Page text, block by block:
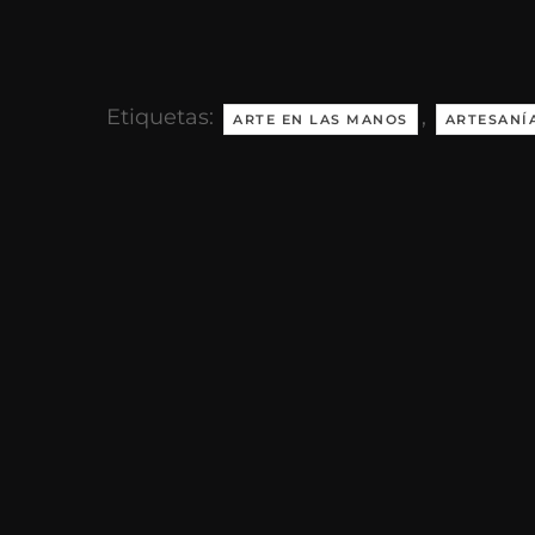
Etiquetas: ARTE EN LAS MANOS ,